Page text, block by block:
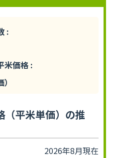
:
米価格 :
（平米単価）の推
2026年8月現在